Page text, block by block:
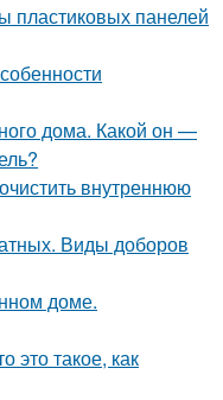
пластиковых панелей
дома. Какой он —
внутреннюю
Виды доборов
доме.
это такое, как